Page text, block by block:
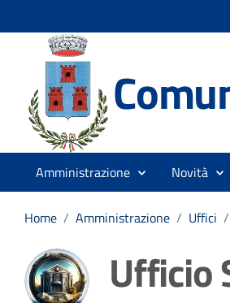
Amministrazione Novità
Home / Amministrazione / Uffici /
Ufficio